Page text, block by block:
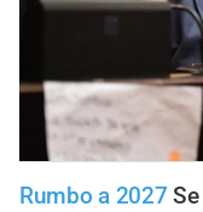
Rumbo a 2027